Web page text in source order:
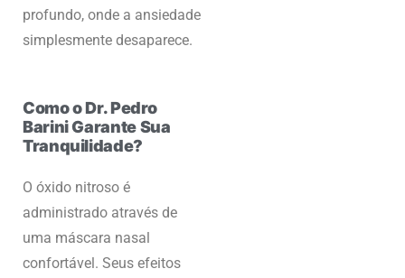
profundo, onde a ansiedade
simplesmente desaparece.
Como o Dr. Pedro
Barini Garante Sua
Tranquilidade?
O óxido nitroso é
administrado através de
uma máscara nasal
confortável. Seus efeitos